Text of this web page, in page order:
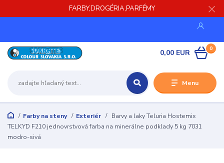
FARBY,DROGÉRIA,PARFÉMY
Menu
0
0,00 EUR
Farby na steny Exteriér
Barvy a laky Teluria Hostemix
TELKYD F210 jednovrstvová farba na minerálne podklady 5 kg 7031
modro-sivá